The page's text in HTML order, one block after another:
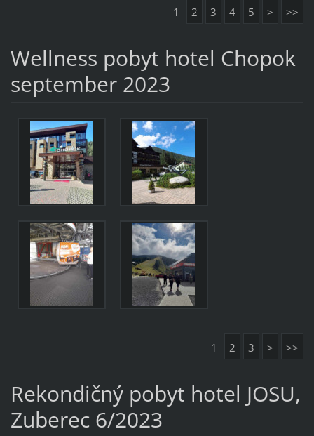
1 2 3 4 5 > >>
Wellness pobyt hotel Chopok
september 2023
1 2 3 > >>
Rekondičný pobyt hotel JOSU,
Zuberec 6/2023